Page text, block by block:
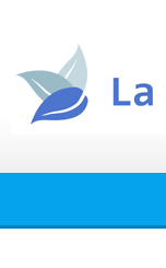
content